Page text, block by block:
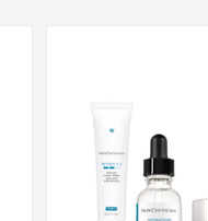
100
美网：美妆礼